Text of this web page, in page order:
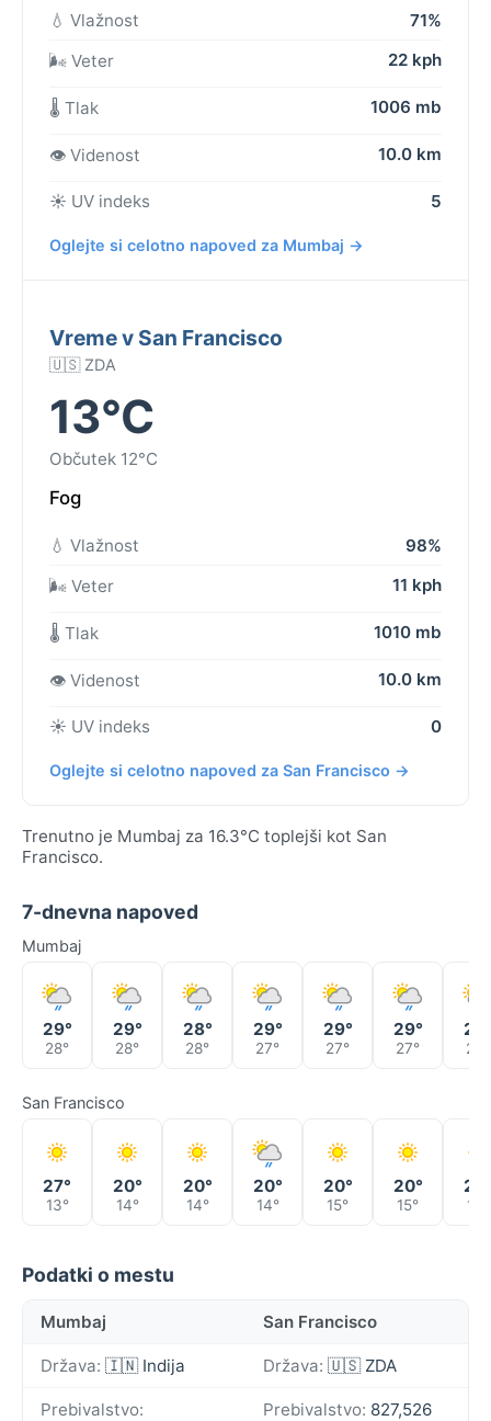
💧 Vlažnost
71%
🌬️ Veter
22 kph
🌡️ Tlak 1006 mb
👁️ Videnost 10.0 km
☀️ UV indeks 5
Oglejte si celotno napoved za Mumbaj →
Vreme v San Francisco
🇺🇸 ZDA
13°C
Občutek 12°C
Fog
💧 Vlažnost
98%
🌬️ Veter
11 kph
🌡️ Tlak 1010 mb
👁️ Videnost 10.0 km
☀️ UV indeks 0
Oglejte si celotno napoved za San Francisco →
Trenutno je Mumbaj za 16.3°C toplejši kot San
Francisco.
7-dnevna napoved
Mumbaj
29°
28°
29°
28°
28°
28°
29°
27°
29°
27°
29°
27° 27°
San Francisco
27°
13°
20°
14°
20°
14°
20°
14°
20°
15°
20°
15° 15°
Podatki o mestu
Mumbaj San Francisco
Država: 🇮🇳 Indija Država: 🇺🇸 ZDA
Prebivalstvo:
Prebivalstvo: 827,526